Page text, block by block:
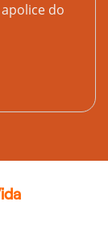
do